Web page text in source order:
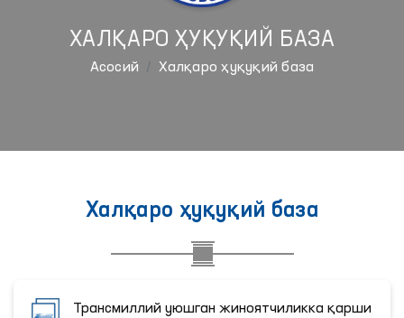
ХАЛҚАРО ҲУҚУҚИЙ БАЗА
Aсосий Халқаро ҳуқуқий база
Халқаро ҳуқуқий база
Трансмиллий уюшган жиноятчиликка қарши